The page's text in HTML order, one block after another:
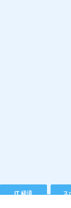
IT 経済 ス